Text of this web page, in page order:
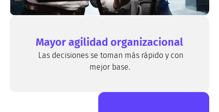
Mayor agilidad organizacional
Las decisiones se toman más rápido y con
mejor base.